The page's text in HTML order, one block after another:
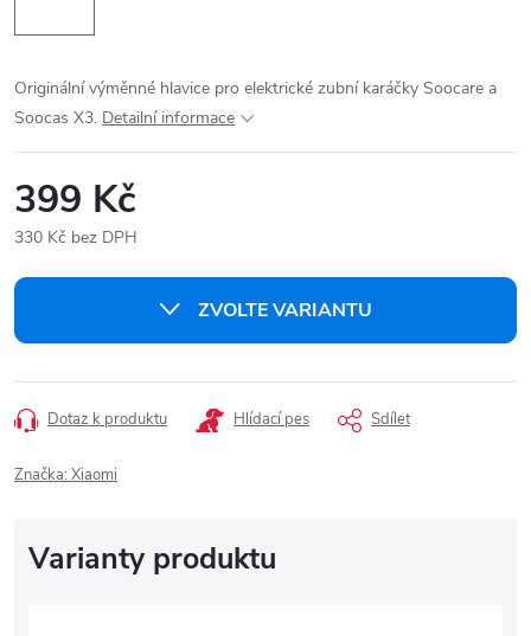
Originální výměnné hlavice pro elektrické zubní karáčky Soocare a
Soocas X3. Detailní informace
399 Kč
330 Kč bez DPH
cena:
ZVOLTE VARIANTU
Dotaz k produktu Hlídací pes Sdílet
Značka: Xiaomi